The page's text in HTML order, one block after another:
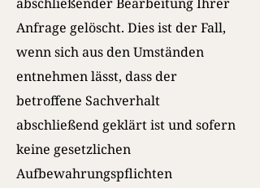
Anfrage gelöscht. Dies ist der Fall,
wenn sich aus den Umständen
entnehmen lässt, dass der
betroffene Sachverhalt
abschließend geklärt ist und sofern
keine gesetzlichen
Aufbewahrungspflichten